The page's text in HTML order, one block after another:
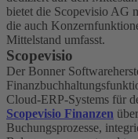
bietet die Scopevisio AG
die auch
Mittelstand umfasst.
Scopevisio
Der Bonner
Cloud-ERP-Systems für
Scopevisio Finanzen
Buchungsprozesse,